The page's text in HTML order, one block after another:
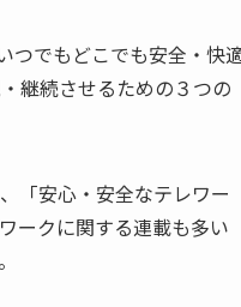
つでもどこでも安全・快
継続させるための３つの
「安心・安全なテレワー
ークに関する連載も多い